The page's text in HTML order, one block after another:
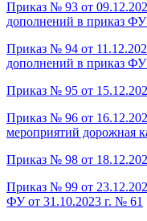
Приказ № 93 от
дополнений в приказ
Приказ № 94 от
дополнений в приказ
Приказ № 95 от
Приказ № 96 от
мероприятий дорожная
Приказ № 98 от
Приказ № 99 от
ФУ от 31.10.2023 г. № 61